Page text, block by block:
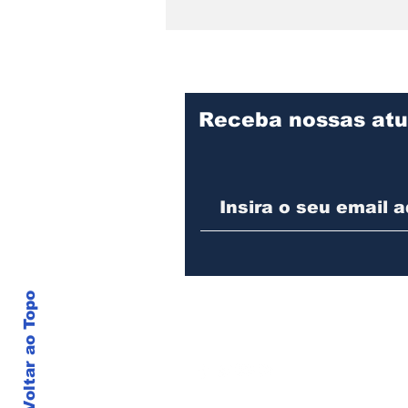
divulga programação de
agosto com oficina para
Voltar ao Topo
Receba nossas